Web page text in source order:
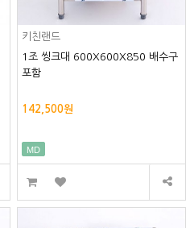
키친랜드
1조 씽크대 600X600X850 배수구
포함
142,500원
MD